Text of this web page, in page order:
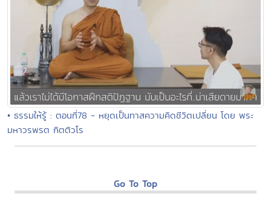
• ธรรมให้รู้ : ตอนที่78 - หยุดเป็นทาสความคิดชีวิตเปลี่ยน โดย พระ
มหาวรพรต กิตติวโร
Go To Top